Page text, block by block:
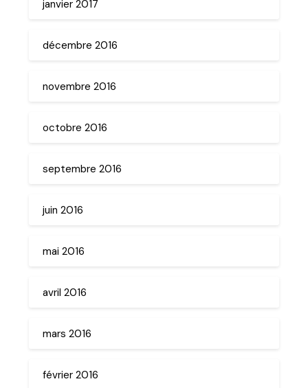
janvier 2017
décembre 2016
novembre 2016
octobre 2016
septembre 2016
juin 2016
mai 2016
avril 2016
mars 2016
février 2016